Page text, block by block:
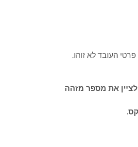
העובד לא זוהו.
את מספר מזהה